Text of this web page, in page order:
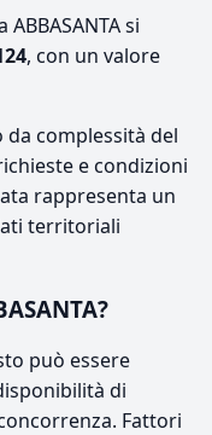
ABBASANTA si
, con un valore
complessità del
e condizioni
rappresenta un
territoriali
può essere
di
Fattori